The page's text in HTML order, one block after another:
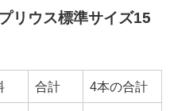
リウス標準サイズ15
合計 4本の合計